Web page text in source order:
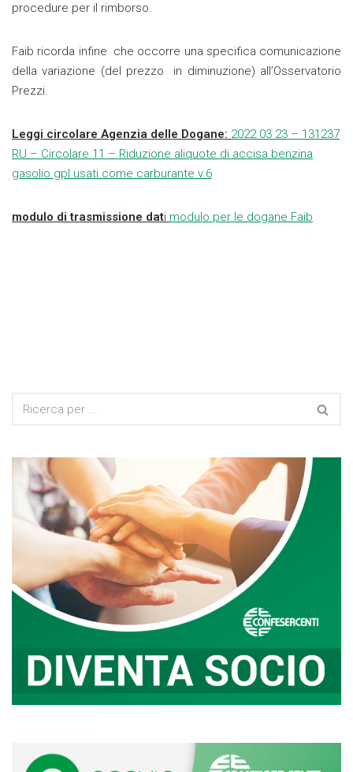
procedure per il rimborso.
Faib ricorda infine che occorre una specifica comunicazione
della variazione (del prezzo in diminuzione) all’Osservatorio
Prezzi.
Leggi circolare Agenzia delle Dogane: 2022 03 23 – 131237
RU – Circolare 11 – Riduzione aliquote di accisa benzina
gasolio gpl usati come carburante v.6
modulo di trasmissione dati modulo per le dogane Faib